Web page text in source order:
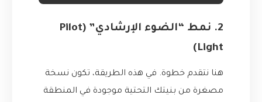
2. نمط “الضوء الإرشادي” (Pilot
Light)
هنا نتقدم خطوة. في هذه الطريقة، تكون نسخة
مصغرة من بنيتك التحتية موجودة في المنطقة